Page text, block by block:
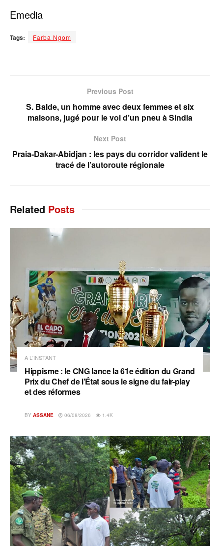
Emedia
Tags: Farba Ngom
Previous Post
S. Balde, un homme avec deux femmes et six
maisons, jugé pour le vol d’un pneu à Sindia
Next Post
Praia-Dakar-Abidjan : les pays du corridor valident le
tracé de l’autoroute régionale
Related Posts
A L'INSTANT
Hippisme : le CNG lance la 61e édition du Grand
Prix du Chef de l’État sous le signe du fair-play
et des réformes
BY ASSANE 06/08/2026 1.4K